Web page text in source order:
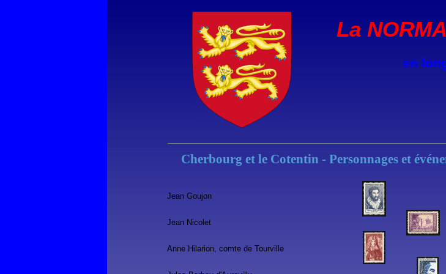
Cherbourg et le Cotentin - Personnages et
Jean Nicolet
La
en
Jean Goujon
Anne Hilarion, comte de Tourville